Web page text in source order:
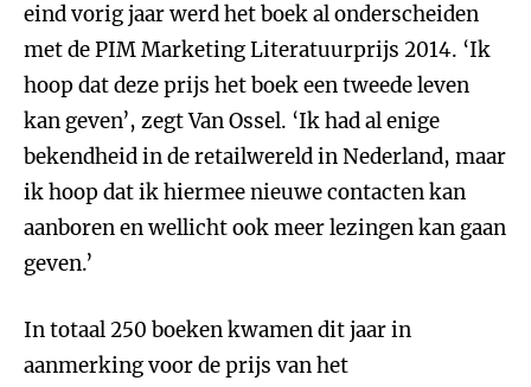
eind vorig jaar werd het boek al onderscheiden
met de PIM Marketing Literatuurprijs 2014. ‘Ik
hoop dat deze prijs het boek een tweede leven
kan geven’, zegt Van Ossel. ‘Ik had al enige
bekendheid in de retailwereld in Nederland, maar
ik hoop dat ik hiermee nieuwe contacten kan
aanboren en wellicht ook meer lezingen kan gaan
geven.’
In totaal 250 boeken kwamen dit jaar in
aanmerking voor de prijs van het